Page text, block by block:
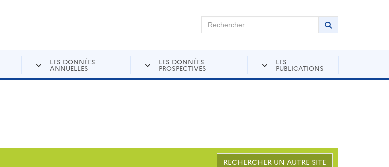
Rechercher sur Andra Inventaire Rechercher
Lancer la
LES DONNÉES
ANNUELLES
LES DONNÉES
PROSPECTIVES
LES
PUBLICATIONS
RECHERCHER UN AUTRE SITE